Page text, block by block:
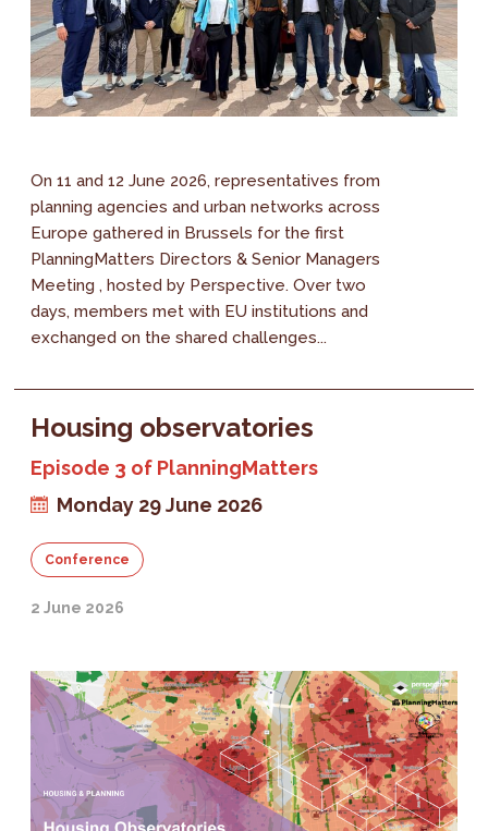
On 11 and 12 June 2026, representatives from
planning agencies and urban networks across
Europe gathered in Brussels for the first
PlanningMatters Directors & Senior Managers
Meeting , hosted by Perspective. Over two
days, members met with EU institutions and
exchanged on the shared challenges...
Housing observatories
Episode 3 of PlanningMatters
Monday 29 June 2026
Conference
2 June 2026